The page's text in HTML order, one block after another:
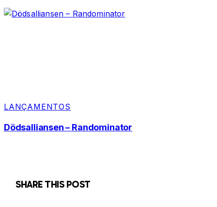
LANÇAMENTOS
Dödsalliansen – Randominator
SHARE THIS POST